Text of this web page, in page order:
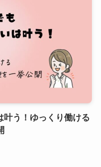
叶う！ゆっくり働ける